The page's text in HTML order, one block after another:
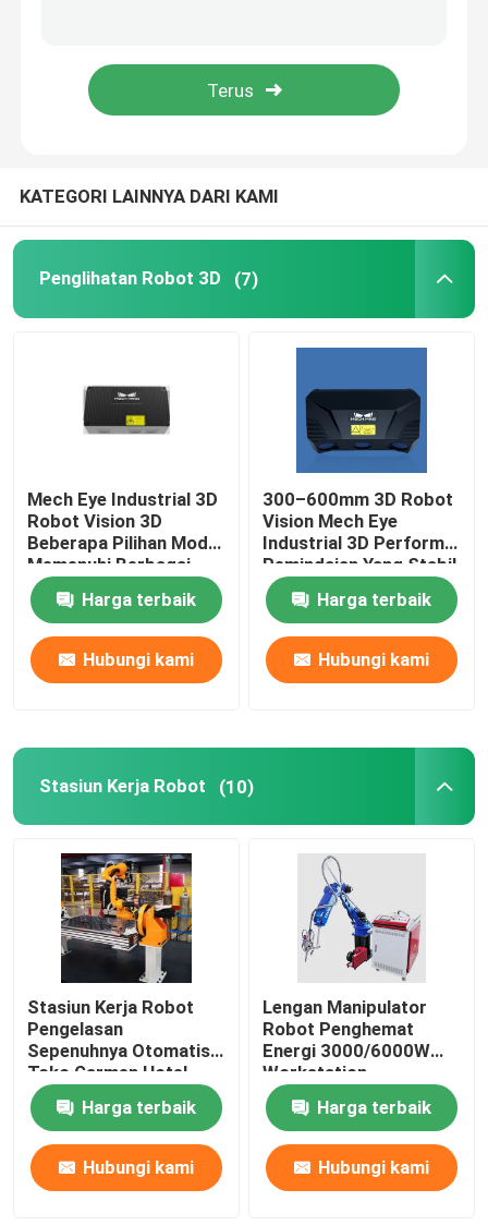
Stasiun Kerja Robot
Bagian Robot
Catu Daya Robot
Robot Pengelasan Industri
Lengan Robot Bekas
Pemeliharaan Robot
Mesin Las Fronius
Lengan Robot Industri
Robot GSK
Robot Kawasaki
KATEGORI LAINNYA DARI KAMI
Penglihatan Robot 3D (7)
Mech Eye Industrial 3D
Robot Vision 3D
Beberapa Pilihan Model
Memenuhi Berbagai
Persyaratan Jarak
Harga terbaik
Hubungi kami
300–600mm 3D Robot
Vision Mech Eye
Industrial 3D Performa
Pemindaian Yang Stabil
Dan Andal
Harga terbaik
Hubungi kami
Stasiun Kerja Robot (10)
Stasiun Kerja Robot
Pengelasan
Sepenuhnya Otomatis
Toko Garmen Hotel
Harga terbaik
Hubungi kami
Lengan Manipulator
Robot Penghemat
Energi 3000/6000W
Workstation
Pengelasan Otomatis
Harga terbaik
Hubungi kami